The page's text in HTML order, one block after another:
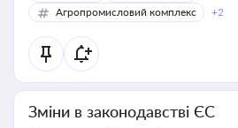
Агропромисловий комплекс
+2
Зміни в законодавстві ЄС